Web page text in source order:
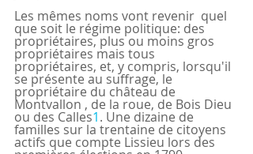
Les mêmes noms vont revenir  quel
que soit le régime politique: des
propriétaires, plus ou moins gros
propriétaires mais tous
propriétaires, et, y compris, lorsqu'il
se présente au suffrage, le
propriétaire du château de
Montvallon , de la roue, de Bois Dieu
ou des Calles1. Une dizaine de
familles sur la trentaine de citoyens
actifs que compte Lissieu lors des